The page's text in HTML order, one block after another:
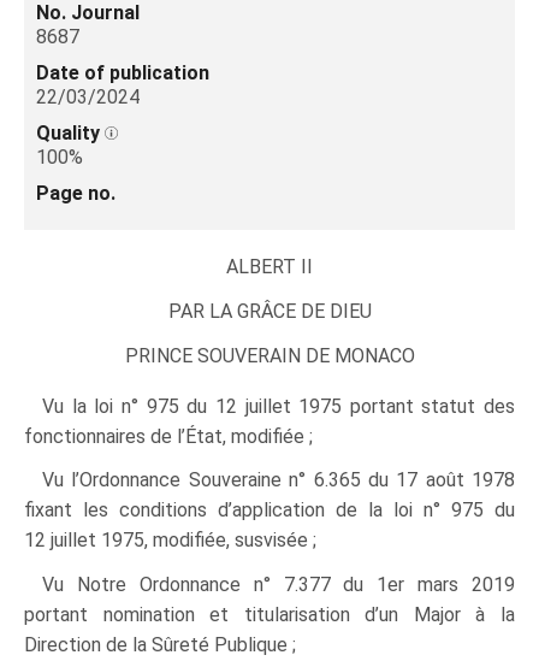
No. Journal
8687
Date of publication
22/03/2024
Quality
100%
Page no.
ALBERT II
PAR LA GRÂCE DE DIEU
PRINCE SOUVERAIN DE MONACO
Vu la loi n° 975 du 12 juillet 1975 portant statut des
fonctionnaires de l’État, modifiée ;
Vu l’Ordonnance Souveraine n° 6.365 du 17 août 1978
fixant les conditions d’application de la loi n° 975 du
12 juillet 1975, modifiée, susvisée ;
Vu Notre Ordonnance n° 7.377 du 1er mars 2019
portant nomination et titularisation d’un Major à la
Direction de la Sûreté Publique ;